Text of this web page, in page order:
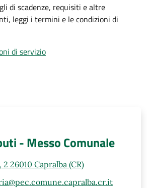
di scadenze, requisiti e altre
leggi i termini e le condizioni di
di servizio
- Messo Comunale
2 26010 Capralba (CR)